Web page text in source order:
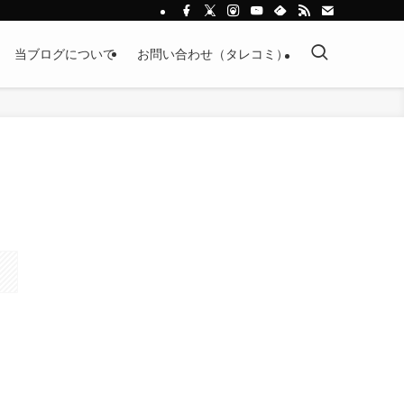
当ブログについて お問い合わせ（タレコミ）